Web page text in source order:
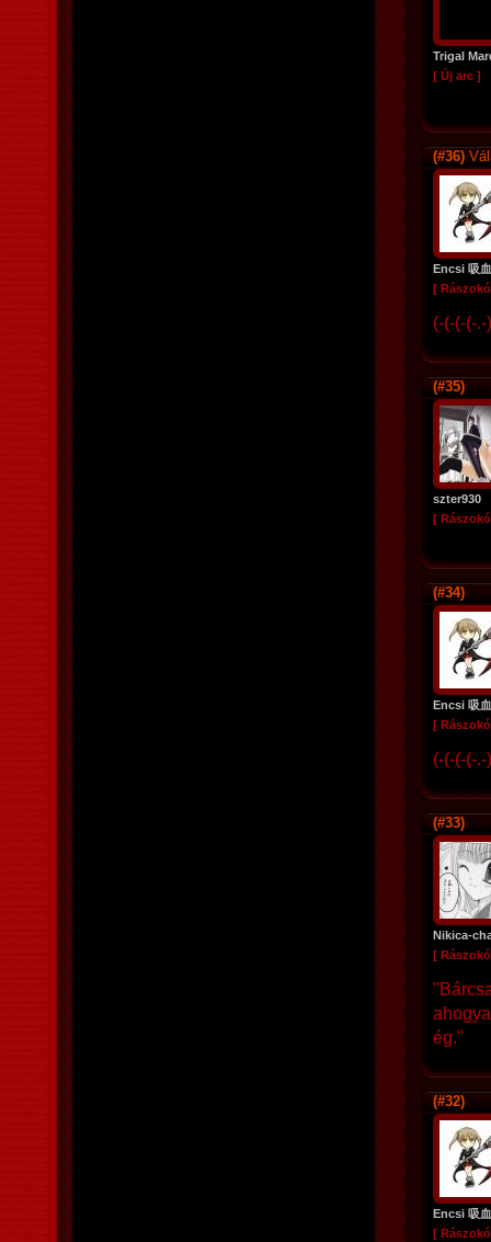
Trigal
[ Új arc ]
(#36)
Encsi 吸
[
(-(-(-(-
(#35)
szter930
[
(#34)
Encsi 吸
[
(-(-(-(-
(#33)
Nikica-
[
ég."
(#32)
Encsi 吸
[